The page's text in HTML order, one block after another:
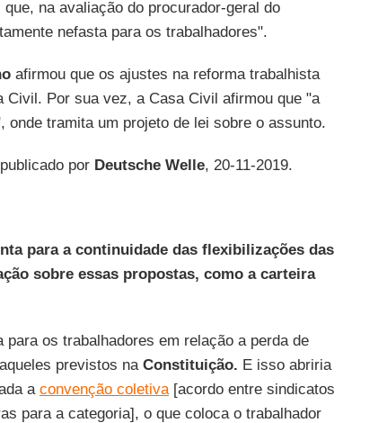
que, na avaliação do procurador-geral do
nefasta para os trabalhadores".
afirmou que os ajustes na reforma trabalhista
Civil. Por sua vez, a Casa Civil afirmou que "a
onde tramita um projeto de lei sobre o assunto.
por Deutsche Welle, 20-11-2019.
para a continuidade das flexibilizações das
sobre essas propostas, como a carteira
os trabalhadores em relação a perda de
previstos na Constituição. E isso abriria
a convenção coletiva[acordo entre sindicatos
para a categoria], o que coloca o trabalhador